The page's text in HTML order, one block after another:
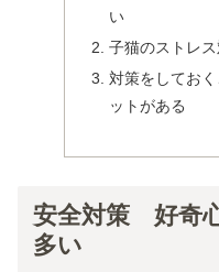
い
子猫のストレ
対策をしてお
ットがある
安全対策 好奇
多い